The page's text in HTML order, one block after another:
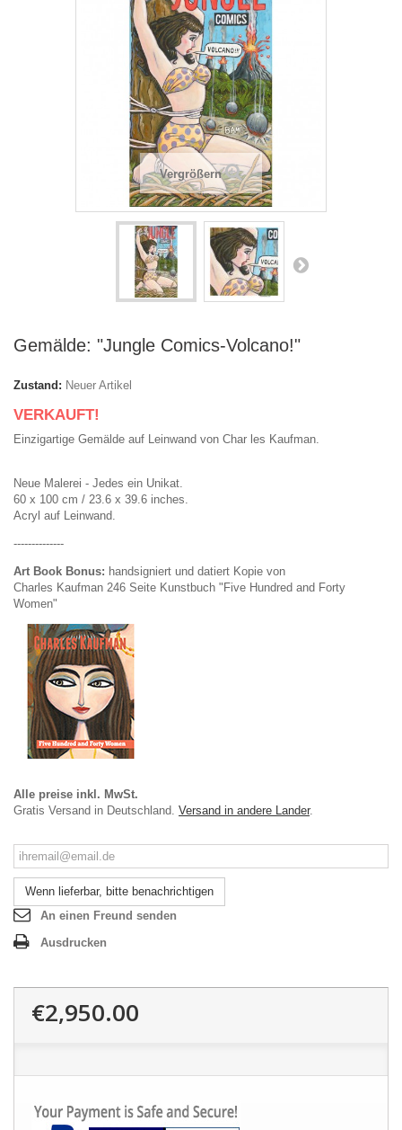
Vergrößern
Gemälde: "Jungle Comics-Volcano!"
Zustand: Neuer Artikel
VERKAUFT!
Einzigartige Gemälde auf Leinwand von Char les Kaufman.
Neue Malerei - Jedes ein Unikat.
60 x 100 cm / 23.6 x 39.6 inches.
Acryl auf Leinwand.
--------------
Art Book Bonus: handsigniert und datiert Kopie von
Charles Kaufman 246 Seite Kunstbuch " Five Hundred and Forty
Women"
Alle preise inkl. MwSt.
Gratis Versand in Deutschland. Versand in andere Lander.
Wenn lieferbar, bitte benachrichtigen
An einen Freund senden
Ausdrucken
€2,950.00